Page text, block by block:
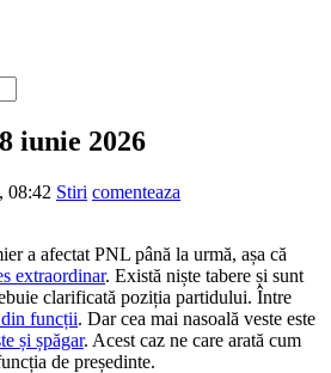
iunie 2026
08:42 Stiri comenteaza
a afectat PNL până la urmă, așa că
extraordinar. Există niște tabere și sunt
clarificată poziția partidului. Între
funcții. Dar cea mai nasoală veste este
și șpăgar. Acest caz ne care arată cum
de președinte.